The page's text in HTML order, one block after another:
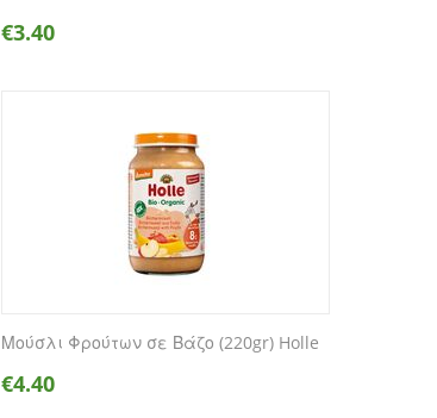
€3.40
Μούσλι Φρούτων σε Βάζο (220gr) Holle
€4.40